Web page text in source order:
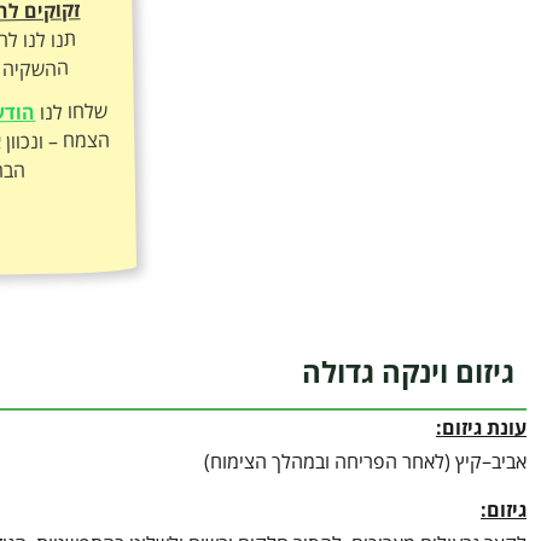
זקוקים
תנו לנו
ההשקיה
שלחו לנו
גיזום וינקה גדולה
עונת גיזום:
אביב–קיץ (לאחר הפריחה ובמהלך הצימוח)
גיזום: